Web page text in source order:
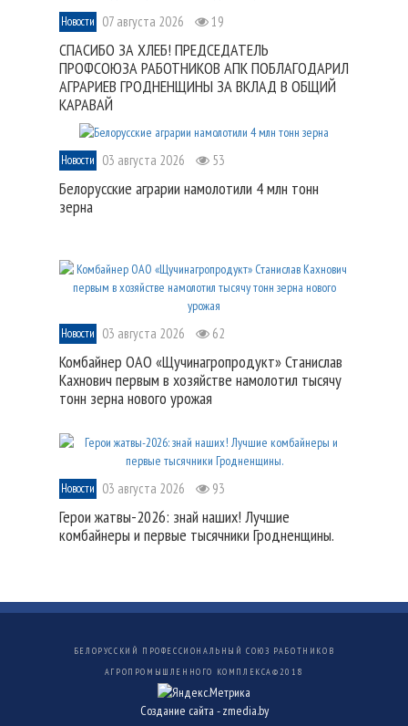
Новости 07 августа 2026 19
СПАСИБО ЗА ХЛЕБ! ПРЕДСЕДАТЕЛЬ
ПРОФСОЮЗА РАБОТНИКОВ АПК ПОБЛАГОДАРИЛ
АГРАРИЕВ ГРОДНЕНЩИНЫ ЗА ВКЛАД В ОБЩИЙ
КАРАВАЙ
Новости 03 августа 2026 53
Белорусские аграрии намолотили 4 млн тонн
зерна
Новости 03 августа 2026 62
Комбайнер ОАО «Щучинагропродукт» Станислав
Кахнович первым в хозяйстве намолотил тысячу
тонн зерна нового урожая
Новости 03 августа 2026 93
Герои жатвы-2026: знай наших! Лучшие
комбайнеры и первые тысячники Гродненщины.
БЕЛОРУССКИЙ ПРОФЕССИОНАЛЬНЫЙ СОЮЗ РАБОТНИКОВ
АГРОПРОМЫШЛЕННОГО КОМПЛЕКСА© 2018
Создание сайта -zmedia.by